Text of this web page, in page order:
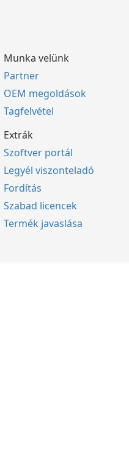
Munka velünk
Partner
OEM megoldások
Tagfelvétel
Extrák
Szoftver portál
Legyél viszonteladó
Fordítás
Szabad licencek
Termék javaslása